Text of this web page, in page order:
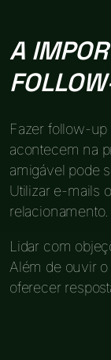
A
Fazer follow-
acontecem na
amigável pode
Utilizar e-mails
relacionamento.
Lidar com
Além de ouvir
oferecer